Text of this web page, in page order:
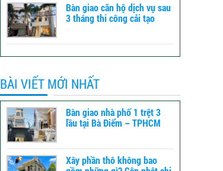
Bàn giao căn hộ dịch vụ sau
3 tháng thi công cải tạo
BÀI VIẾT MỚI NHẤT
Bàn giao nhà phố 1 trệt 3
lầu tại Bà Điểm – TPHCM
Xây phần thô không bao